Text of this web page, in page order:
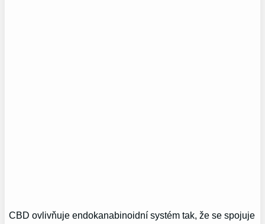
CBD ovlivňuje endokanabinoidní systém tak, že se spojuje